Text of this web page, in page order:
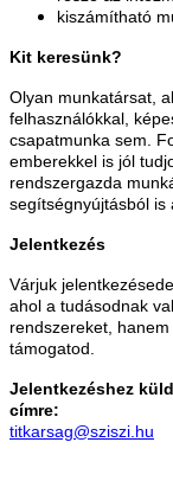
kiszámítható
Kit keresünk?
Olyan munkatársat,
felhasználókkal,
csapatmunka sem.
emberekkel is jól
rendszergazda
segítségnyújtásból is
Jelentkezés
Várjuk
ahol a tudásodnak
rendszereket,
támogatod.
Jelentkezéshez
címre:
titkarsag@sziszi.hu